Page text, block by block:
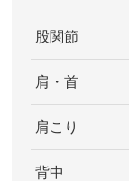
股関節
肩・首
肩こり
背中